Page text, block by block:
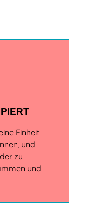
Einheit
und
zu
und